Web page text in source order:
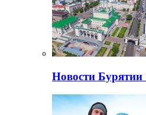
Новости